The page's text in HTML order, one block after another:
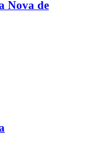
Nova de